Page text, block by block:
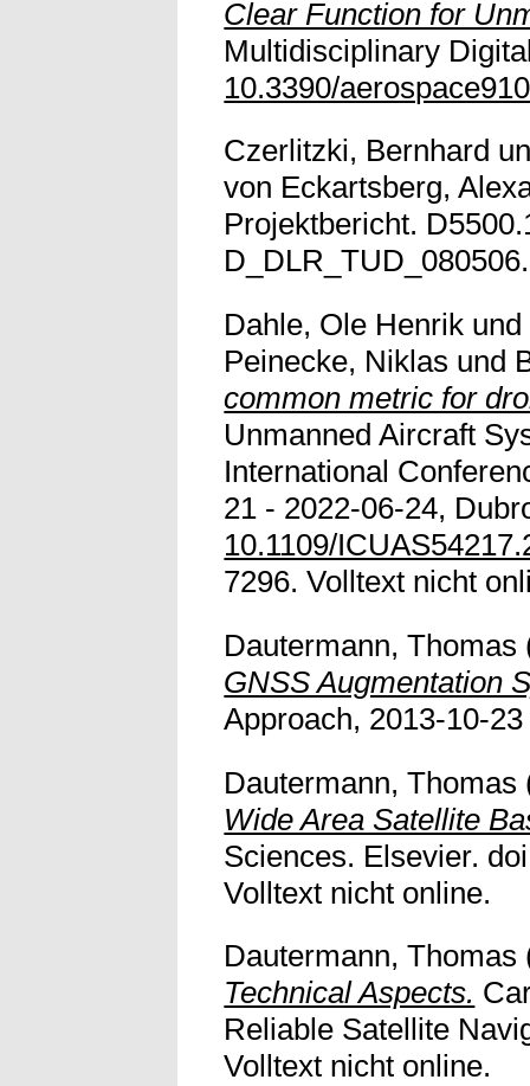
Clear Function for
Multidisciplinary
10.3390/
Czerlitzki, Bernhard
von Eckartsberg,
Projektbericht.
Dahle, Ole Henrik und
Peinecke, Niklas und
common metric for
Unmanned Aircraft
International
21 - 2022-06-24,
10.1109/
7296. Volltext nicht
Dautermann, Thomas
GNSS Augmentation
Approach, 2013-10-
Dautermann, Thomas
Wide Area Satellite
Sciences. Elsevier.
Volltext nicht online.
Dautermann, Thomas
Technical Aspects.
Reliable Satellite
Volltext nicht online.